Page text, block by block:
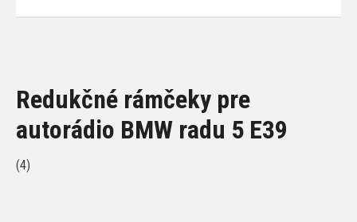
Redukčné rámčeky pre
autorádio BMW radu 5 E39
(4)